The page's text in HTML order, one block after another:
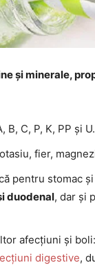
și minerale,
B, C, P, K, PP și U.
fier,
pentru stomac
duodenal, dar și
afecțiuni și
digestive,